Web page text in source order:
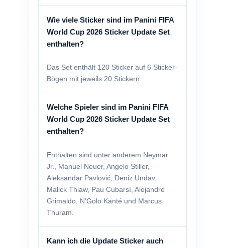
Wie viele Sticker sind im Panini FIFA
World Cup 2026 Sticker Update Set
enthalten?
Das Set enthält 120 Sticker auf 6 Sticker-
Bögen mit jeweils 20 Stickern.
Welche Spieler sind im Panini FIFA
World Cup 2026 Sticker Update Set
enthalten?
Enthalten sind unter anderem Neymar
Jr., Manuel Neuer, Angelo Stiller,
Aleksandar Pavlović, Deniz Undav,
Malick Thiaw, Pau Cubarsí, Alejandro
Grimaldo, N’Golo Kanté und Marcus
Thuram.
Kann ich die Update Sticker auch